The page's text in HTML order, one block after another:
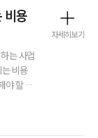
비용
는 사업
자세히보기